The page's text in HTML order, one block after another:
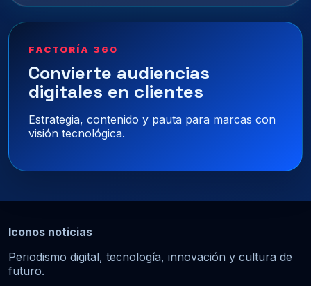
FACTORÍA 360
Convierte audiencias
digitales en clientes
Estrategia, contenido y pauta para marcas con
visión tecnológica.
Iconos noticias
Periodismo digital, tecnología, innovación y cultura de
futuro.